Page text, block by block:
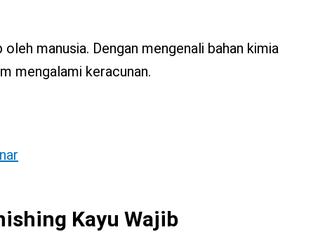
manusia. Dengan mengenali bahan kimia
mengalami keracunan.
Kayu Wajib